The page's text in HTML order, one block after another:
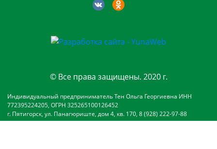
© Все права защищены. 2020 г.
Индивидуальный предприниматель Тен Ольга Георгиевна ИНН
772395224205, ОГРН 325265100126452
г. Пятигорск, ул. Панагюриште, дом 4, кв. 170, 8 (928) 222-97-88